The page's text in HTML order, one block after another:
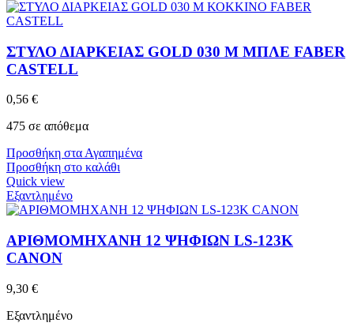
ΣΤΥΛΟ ΔΙΑΡΚΕΙΑΣ GOLD 030 M ΜΠΛΕ FABER
CASTELL
0,56 €
475 σε απόθεμα
Προσθήκη στα Αγαπημένα
Προσθήκη στο καλάθι
Quick view
Εξαντλημένο
ΑΡΙΘΜΟΜΗΧΑΝΗ 12 ΨΗΦΙΩΝ LS-123K
CANON
9,30 €
Εξαντλημένο